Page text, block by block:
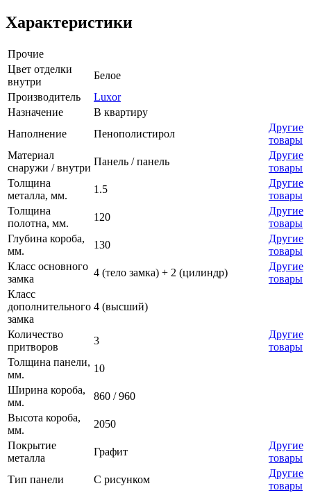
Характеристики
Прочие
Цвет отделки
внутри
Белое
Производитель
Luxor
Назначение
В квартиру
Наполнение
Пенополистирол
Другие
товары
Материал
снаружи / внутри
Панель / панель
Другие
товары
Толщина
металла, мм.
1.5
Другие
товары
Толщина
полотна, мм.
120
Другие
товары
Глубина короба,
мм.
130
Другие
товары
Класс основного
замка
4 (тело замка) + 2 (цилиндр)
Другие
товары
Класс
дополнительного
замка
4 (высший)
Количество
притворов
3
Другие
товары
Толщина панели,
мм.
10
Ширина короба,
мм.
860 / 960
Высота короба,
мм.
2050
Покрытие
металла
Графит
Другие
товары
Тип панели
С рисунком
Другие
товары